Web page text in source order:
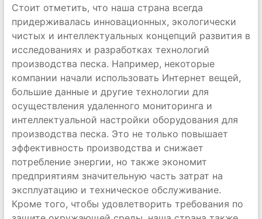
Стоит отметить, что наша страна всегда
придерживалась инновационных, экологически
чистых и интеллектуальных концепций развития в
исследованиях и разработках технологий
производства песка. Например, некоторые
компании начали использовать Интернет вещей,
большие данные и другие технологии для
осуществления удаленного мониторинга и
интеллектуальной настройки оборудования для
производства песка. Это не только повышает
эффективность производства и снижает
потребление энергии, но также экономит
предприятиям значительную часть затрат на
эксплуатацию и техническое обслуживание.
Кроме того, чтобы удовлетворить требования по